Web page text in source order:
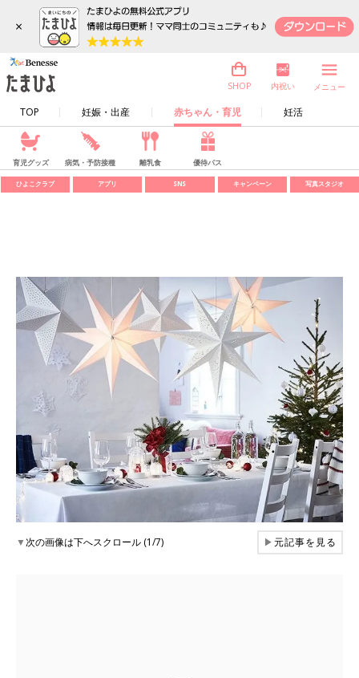
×
TOP 妊娠・出産 赤ちゃん・育児 妊活
SHOP 内祝い メニュー
育児グッズ 病気・予防接種 離乳食 優待パス
ひよこクラブ アプリ SNS キャンペーン 写真スタジオ
▼次の画像は下へスクロール (1/7) ▶元記事を見る